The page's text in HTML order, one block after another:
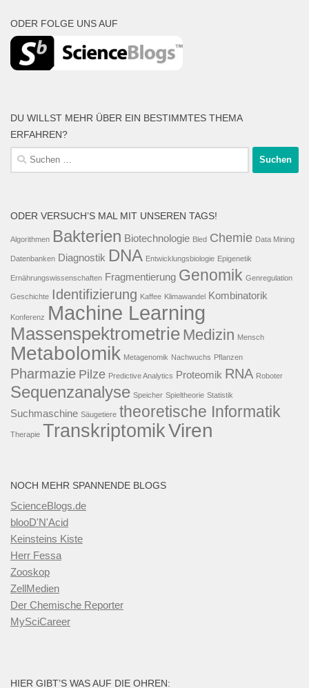
ODER FOLGE UNS AUF
DU WILLST MEHR ÜBER EIN BESTIMMTES THEMA
ERFAHREN?
Suche
nach:
ODER VERSUCH’S MAL MIT UNSEREN TAGS!
Algorithmen Bakterien Biotechnologie Bled Chemie Data Mining
Datenbanken Diagnostik DNA Entwicklungsbiologie Epigenetik
Ernährungswissenschaften Fragmentierung Genomik Genregulation
Geschichte Identifizierung Kaffee Klimawandel Kombinatorik
Konferenz Machine Learning
Massenspektrometrie Medizin Mensch
Metabolomik Metagenomik Nachwuchs Pflanzen
Pharmazie Pilze Predictive Analytics Proteomik RNA Roboter
Sequenzanalyse Speicher Spieltheorie Statistik
Suchmaschine Säugetiere theoretische Informatik
Therapie TranskriptomikViren
NOCH MEHR SPANNENDE BLOGS
ScienceBlogs.de
blooD'N'Acid
Keinsteins Kiste
Herr Fessa
Zooskop
ZellMedien
Der Chemische Reporter
MySciCareer
HIER GIBT’S WAS AUF DIE OHREN: